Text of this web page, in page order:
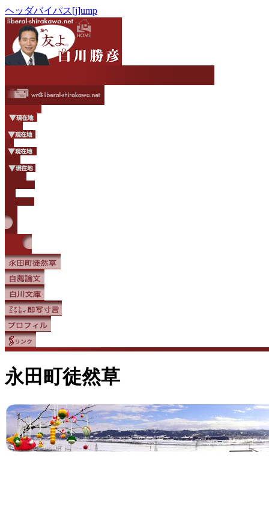
ヘッダバイパス[j]ump
永田町徒然草